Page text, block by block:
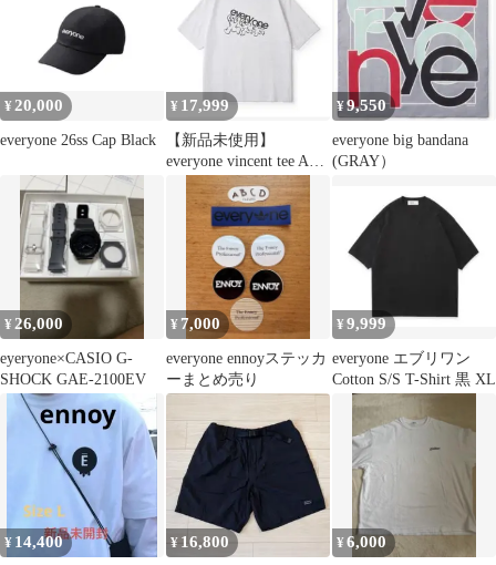
¥ 20,000
everyone 26ss Cap Black
¥ 17,999
【新品未使用】
everyone vincent tee ASH
XLサイズ
¥9,550
everyone big bandana
(GRAY）
¥ 26,000
eyeryone×CASIO G-
SHOCK GAE-2100EV
¥ 7,000
everyone ennoyステッカ
ーまとめ売り
¥9,999
everyone エブリワン
Cotton S/S T-Shirt 黒 XL
¥ 14,400 ¥ 16,800 ¥6,000